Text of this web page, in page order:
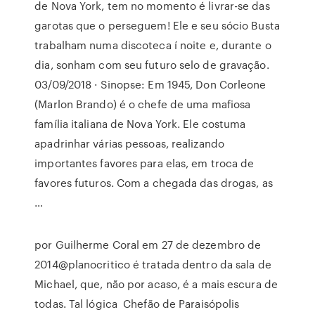
de Nova York, tem no momento é livrar-se das
garotas que o perseguem! Ele e seu sócio Busta
trabalham numa discoteca í noite e, durante o
dia, sonham com seu futuro selo de gravação.
03/09/2018 · Sinopse: Em 1945, Don Corleone
(Marlon Brando) é o chefe de uma mafiosa
família italiana de Nova York. Ele costuma
apadrinhar várias pessoas, realizando
importantes favores para elas, em troca de
favores futuros. Com a chegada das drogas, as
…
por Guilherme Coral em 27 de dezembro de
2014@planocritico é tratada dentro da sala de
Michael, que, não por acaso, é a mais escura de
todas. Tal lógica Chefão de Paraisópolis